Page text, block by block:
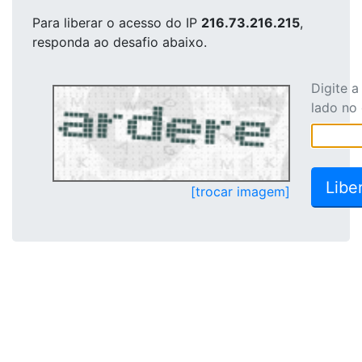
Para liberar o acesso do IP 216.73.216.215,
responda ao desafio abaixo.
[trocar imagem]
Digite
lado no